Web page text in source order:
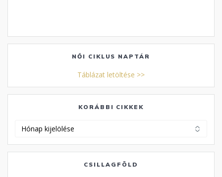
NŐI CIKLUS NAPTÁR
Táblázat letöltése >>
KORÁBBI CIKKEK
CSILLAGFÖLD